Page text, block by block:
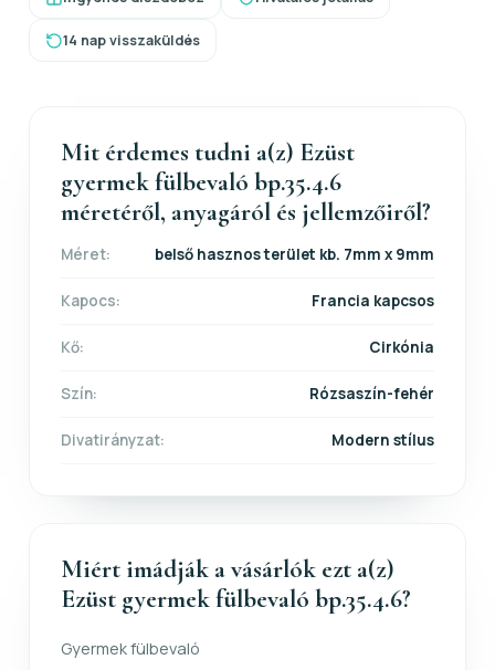
14 nap visszaküldés
Mit érdemes tudni a(z) Ezüst
gyermek fülbevaló bp.35.4.6
méretéről, anyagáról és jellemzőiről?
Méret: belső hasznos terület kb. 7mm x 9mm
Kapocs: Francia kapcsos
Kő: Cirkónia
Szín: Rózsaszín-fehér
Divatirányzat: Modern stílus
Miért imádják a vásárlók ezt a(z)
Ezüst gyermek fülbevaló bp.35.4.6?
Gyermek fülbevaló